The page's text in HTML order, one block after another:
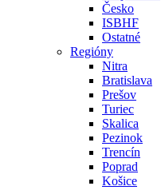
Česko
ISBHF
Ostatné
Regióny
Nitra
Bratislava
Prešov
Turiec
Skalica
Pezinok
Trencín
Poprad
Košice